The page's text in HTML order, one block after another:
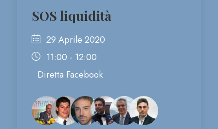
SOS liquidità
29 Aprile 2020
11:00 - 12:00
Diretta Facebook